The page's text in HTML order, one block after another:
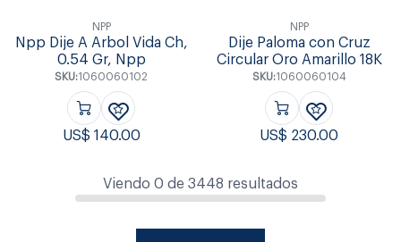
NPP
Npp Dije A Arbol Vida Ch,
0.54 Gr, Npp
SKU:1060060102
US$ 140.00
NPP
Dije Paloma con Cruz
Circular Oro Amarillo 18K
SKU:1060060104
US$ 230.00
Viendo 0 de 3448 resultados